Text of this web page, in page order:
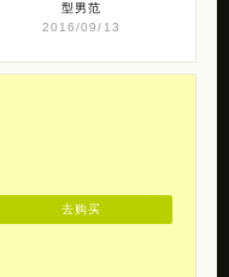
型男范
2016/09/13
去购买